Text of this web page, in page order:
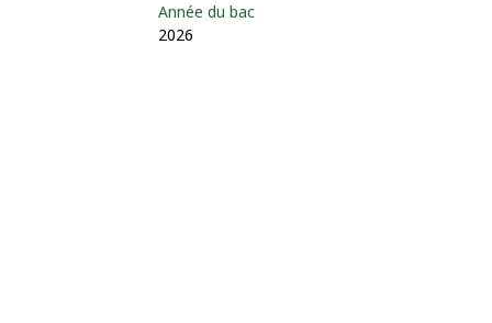
Année du bac
2026